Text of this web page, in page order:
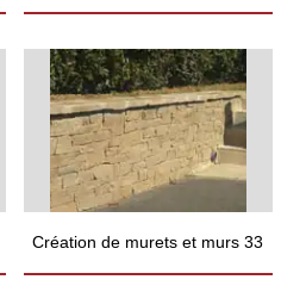
Création de murets et murs 33